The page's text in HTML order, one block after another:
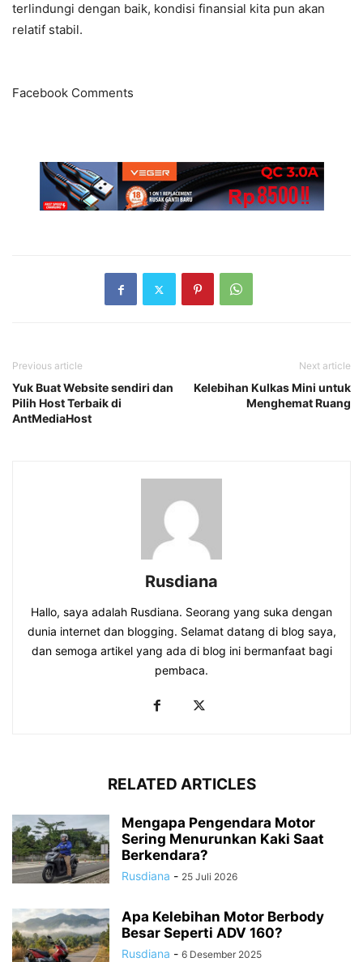
terlindungi dengan baik, kondisi finansial kita pun akan
relatif stabil.
Facebook Comments
Previous article
Yuk Buat Website sendiri dan
Pilih Host Terbaik di
AntMediaHost
Next article
Kelebihan Kulkas Mini untuk
Menghemat Ruang
Rusdiana
Hallo, saya adalah Rusdiana. Seorang yang suka dengan
dunia internet dan blogging. Selamat datang di blog saya,
dan semoga artikel yang ada di blog ini bermanfaat bagi
pembaca.
RELATED ARTICLES
Mengapa Pengendara Motor
Sering Menurunkan Kaki Saat
Berkendara?
Rusdiana - 25 Juli 2026
Apa Kelebihan Motor Berbody
Besar Seperti ADV 160?
Rusdiana - 6 Desember 2025